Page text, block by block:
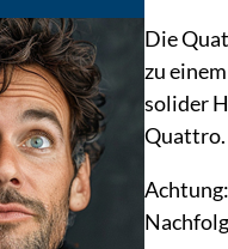
Die
zu
solider
Quattro.